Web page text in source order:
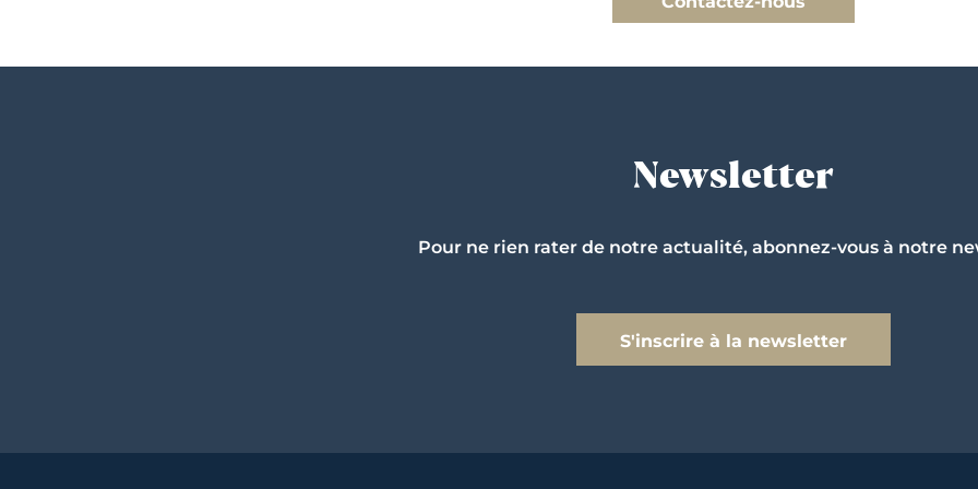
Newsletter
Pour ne rien rater de notre actualité, abonnez-vous à notre
S'inscrire à la newsletter